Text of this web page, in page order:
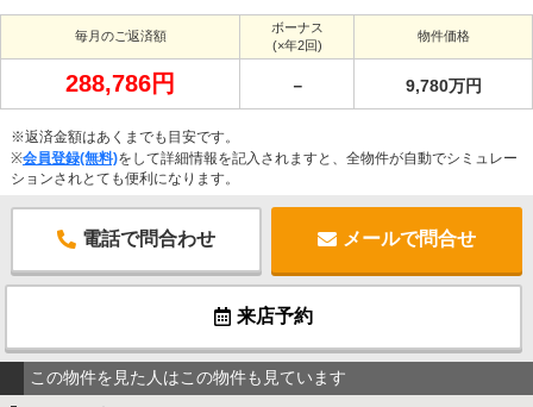
毎月のご返済額
ボーナス
(×年2回)
物件価格
288,786円 － 9,780万円
※返済金額はあくまでも目安です。
※会員登録(無料)をして詳細情報を記入されますと、全物件が自動でシミュレー
ションされとても便利になります。
電話で問合わせ メールで問合せ
来店予約
この物件を見た人はこの物件も見ています